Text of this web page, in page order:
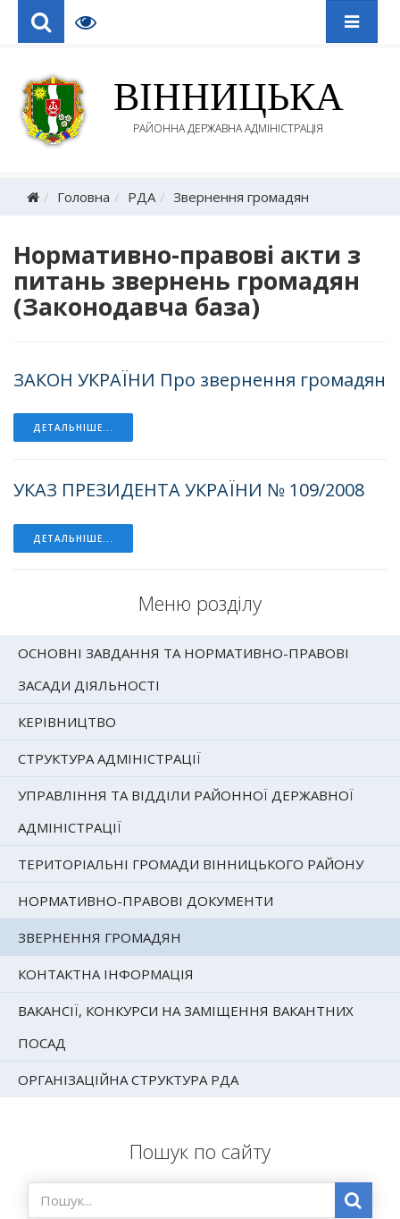
ВІННИЦЬКА
РАЙОННА ДЕРЖАВНА АДМІНІСТРАЦІЯ
Головна РДА Звернення громадян
Меню розділу
ОСНОВНІ ЗАВДАННЯ ТА НОРМАТИВНО-ПРАВОВІ
ЗАСАДИ ДІЯЛЬНОСТІ
КЕРІВНИЦТВО
СТРУКТУРА АДМІНІСТРАЦІЇ
УПРАВЛІННЯ ТА ВІДДІЛИ РАЙОННОЇ ДЕРЖАВНОЇ
АДМІНІСТРАЦІЇ
ТЕРИТОРІАЛЬНІ ГРОМАДИ ВІННИЦЬКОГО РАЙОНУ
НОРМАТИВНО-ПРАВОВІ ДОКУМЕНТИ
ЗВЕРНЕННЯ ГРОМАДЯН
КОНТАКТНА ІНФОРМАЦІЯ
ВАКАНСІЇ, КОНКУРСИ НА ЗАМІЩЕННЯ ВАКАНТНИХ
ПОСАД
ОРГАНІЗАЦІЙНА СТРУКТУРА РДА
Пошук по сайту
Нормативно-правові акти з
питань звернень громадян
(Законодавча база)
ЗАКОН УКРАЇНИ Про звернення громадян
ДЕТАЛЬНІШЕ...
УКАЗ ПРЕЗИДЕНТА УКРАЇНИ № 109/2008
ДЕТАЛЬНІШЕ...